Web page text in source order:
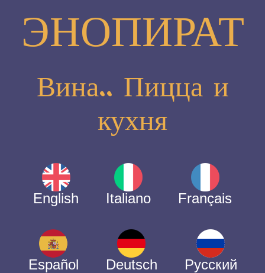
ЭНОПИРАТ
Вина.. Пицца и
кухня
English Italiano Français
Español Deutsch Русский